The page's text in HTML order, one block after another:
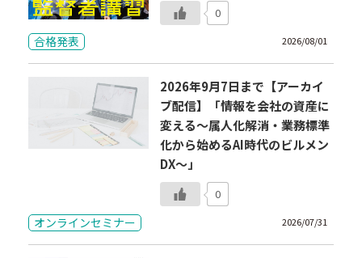
0
合格発表 2026/08/01
2026年9月7日まで【アーカイ
ブ配信】「情報を会社の資産に
変える～属人化解消・業務標準
化から始めるAI時代のビルメン
DX～」
0
オンラインセミナー 2026/07/31